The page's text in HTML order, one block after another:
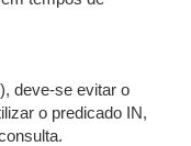
deve-se evitar o
o predicado IN,